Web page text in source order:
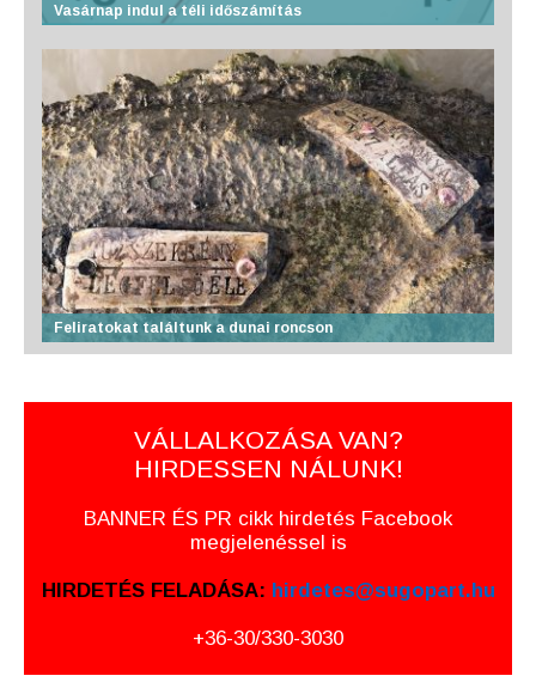
Vasárnap indul a téli időszámítás
Feliratokat találtunk a dunai roncson
VÁLLALKOZÁSA VAN?
HIRDESSEN NÁLUNK!
BANNER ÉS PR cikk hirdetés Facebook
megjelenéssel is
HIRDETÉS FELADÁSA: hirdetes@sugopart.hu
+36-30/330-3030